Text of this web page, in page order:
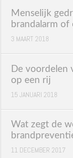
Menselijk
brandalarm of
3 MAART 2018
De voordelen
op een rij
15 JANUARI 2018
Wat zegt de
11 DECEMBER 2017